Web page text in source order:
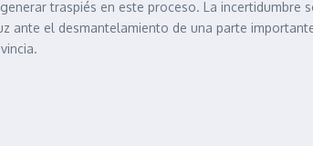
traspiés en este proceso. La
ante el desmantelamiento de una parte